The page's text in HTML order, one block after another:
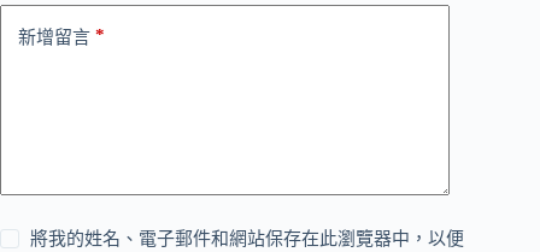
新增留言 *
將我的姓名、電子郵件和網站保存在此瀏覽器中，以便